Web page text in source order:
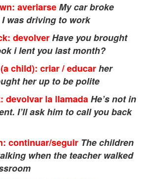
averiarseMy car broke
was driving to work
devolverHave you brought
i lent you last month?
child): criar / educarher
her up to be polite
devolvar la llamadaHe’s not in
I’ll ask him to call you back
continuar/seguir The children
when the teacher walked